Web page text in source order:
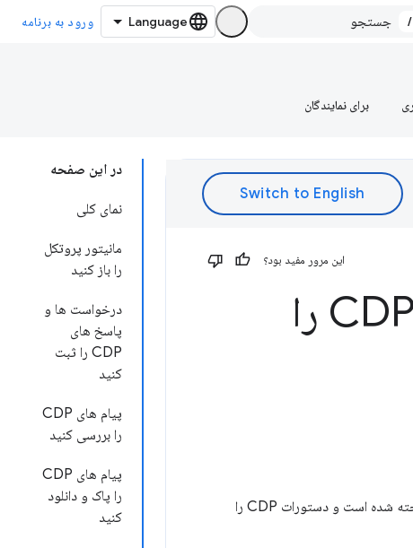
/ ورود به برنامه
برای نمایندگان
در این صفحه
نمای کلی
مانیتور پروتکل
را باز کنید
درخواست ها و
پاسخ های
CDP را ثبت
کنید
پیام های CDP
را بررسی کنید
پیام های CDP
را پاک و دانلود
کنید
این مرور مفید بود؟
مانیتور پروتکل: درخواست های CDP را
برای مشاهده تمام درخواست‌ها و پاسخ‌های CDP که توسط DevTools ساخته شده است و دستورات CDP را